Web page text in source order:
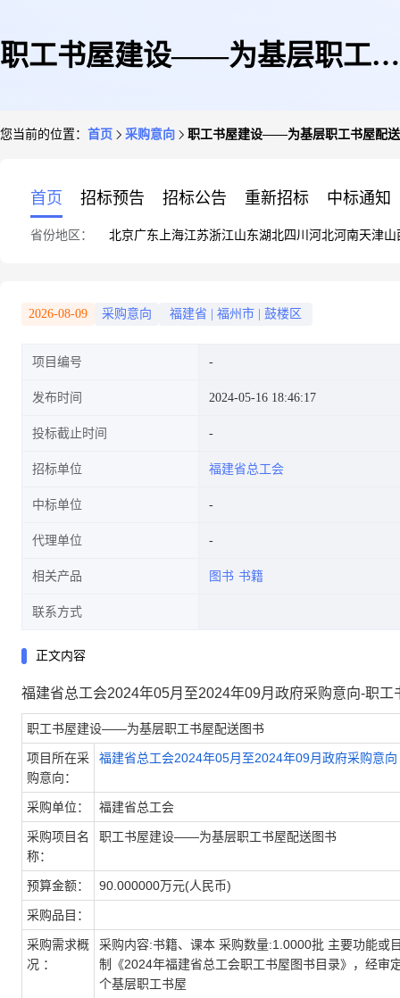
职工书屋建设——为基层职工书
您当前的位置： 首页 采购意向 职工书屋建设——为基层职工书屋配
首页 招标预告 招标公告 重新招标 中标通知
省份地区： 北京广东 上海江苏浙江山东湖北四川 河北河南天津山
2026-08-09 采购意向 福建省 福州市 鼓楼区
项目编号
发布时间 2024-05-16 18:46:17
投标截止时间
招标单位 福建省总工会
中标单位
代理单位
相关产品 图书 书籍
联系方式
正文内容
福建省总工会2024年05月至2024年09月政府采购意向-职
职工书屋建设——为基层职工书屋配送图书
项目所在采
购意向：
福建省总工会2024年05月至2024年09月政府采购意向
采购单位： 福建省总工会
采购项目名
称：
职工书屋建设——为基层职工书屋配送图书
预算金额： 90.000000万元(人民币)
采购品目：
采购需求概
况 ：
采购内容:书籍、课本 采购数量:1.0000批 主要功能或
制《2024年福建省总工会职工书屋图书目录》，经审
个基层职工书屋